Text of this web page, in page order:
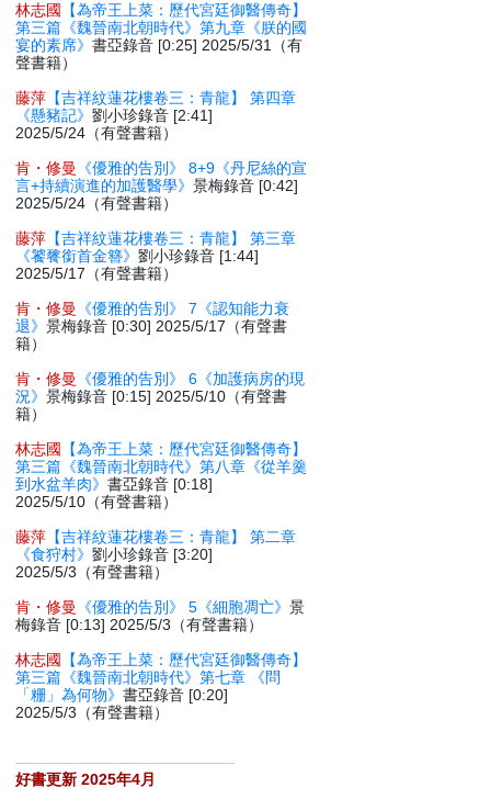
林志國
【為帝王上菜：歷代宮廷御醫傳奇】
第三篇《魏晉南北朝時代》第九章《朕的國
宴的素席》書亞錄音 [0:25] 2025/5/31（有
聲書籍）
藤萍 【吉祥紋蓮花樓卷三：青龍】 第四章
《懸豬記》劉小珍錄音 [2:41]
2025/5/24（有聲書籍）
肯・修曼
《優雅的告別》 8+9《丹尼絲的宣
言+持續演進的加護醫學》景梅錄音 [0:42]
2025/5/24（有聲書籍）
藤萍 【吉祥紋蓮花樓卷三：青龍】 第三章
《饕餮銜首金簪》劉小珍錄音 [1:44]
2025/5/17（有聲書籍）
肯・修曼
《優雅的告別》 7《認知能力衰
退》景梅錄音 [0:30] 2025/5/17（有聲書
籍）
肯・修曼
《優雅的告別》 6《加護病房的現
況》景梅錄音 [0:15] 2025/5/10（有聲書
籍）
林志國
【為帝王上菜：歷代宮廷御醫傳奇】
第三篇《魏晉南北朝時代》第八章《從羊羹
到水盆羊肉》書亞錄音 [0:18]
2025/5/10（有聲書籍）
藤萍 【吉祥紋蓮花樓卷三：青龍】 第二章
《食狩村》劉小珍錄音 [3:20]
2025/5/3（有聲書籍）
肯・修曼
《優雅的告別》 5《細胞凋亡》景
梅錄音 [0:13] 2025/5/3（有聲書籍）
林志國
【為帝王上菜：歷代宮廷御醫傳奇】
第三篇《魏晉南北朝時代》第七章 《問
「粣」為何物》書亞錄音 [0:20]
2025/5/3（有聲書籍）
好書更新 2025年4月